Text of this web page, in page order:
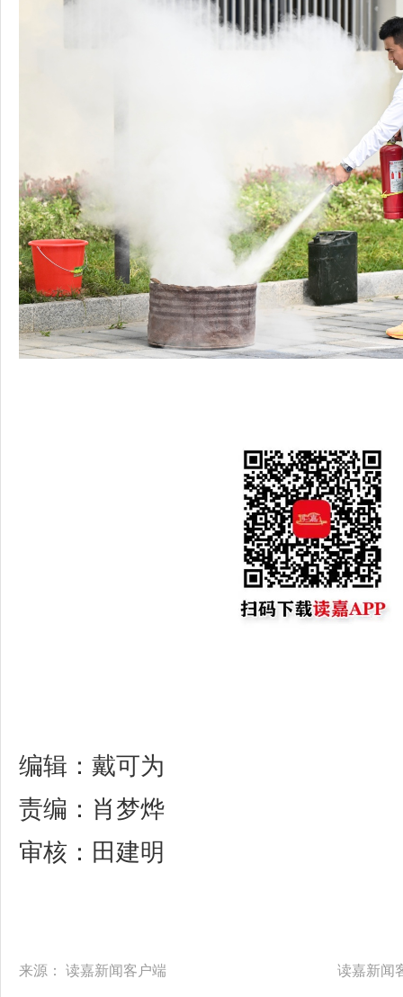
编辑：戴可为
责编：肖梦烨
审核：田建明
来源： 读嘉新闻客户端 读嘉新闻